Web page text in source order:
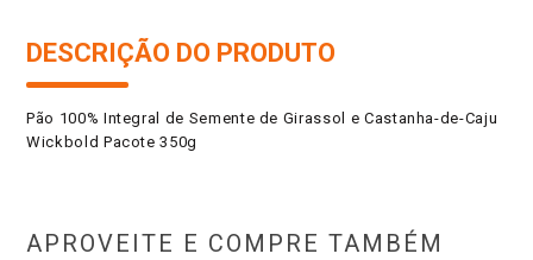
DESCRIÇÃO DO PRODUTO
Pão 100% Integral de Semente de Girassol e Castanha-de-Caju
Wickbold Pacote 350g
APROVEITE E COMPRE TAMBÉM